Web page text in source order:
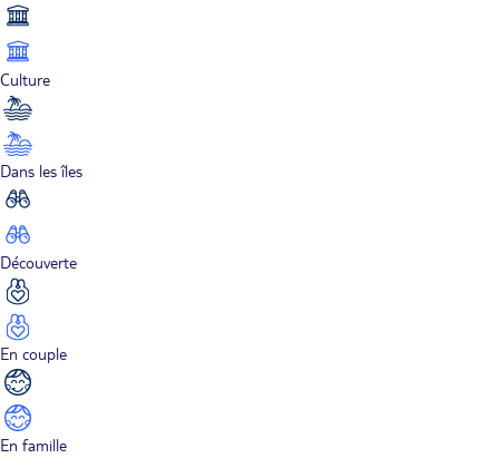
Culture
Dans les îles
Découverte
En couple
En famille